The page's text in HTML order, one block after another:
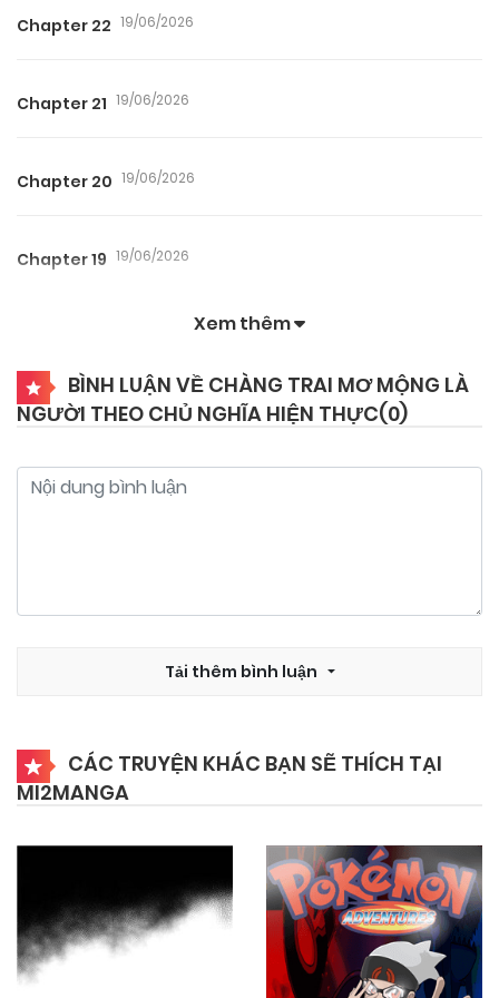
Chapter 22 19/06/2026
Chapter 21 19/06/2026
Chapter 20 19/06/2026
Chapter 19 19/06/2026
Chapter 17 19/06/2026
Chapter 16.2 19/06/2026
Chapter 14.1 19/06/2026
Chapter 12 19/06/2026
Xem thêm
BÌNH LUẬN VỀ CHÀNG TRAI MƠ MỘNG LÀ
NGƯỜI THEO CHỦ NGHĨA HIỆN THỰC(0)
Tải thêm bình luận
CÁC TRUYỆN KHÁC BẠN SẼ THÍCH TẠI
MI2MANGA